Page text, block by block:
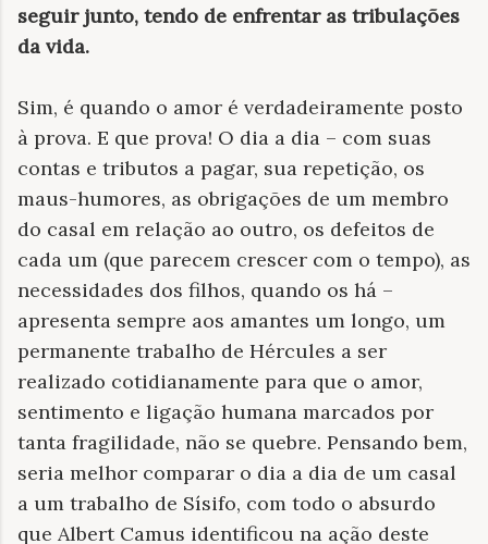
seguir junto, tendo de enfrentar as tribulações
da vida.
Sim, é quando o amor é verdadeiramente posto
à prova. E que prova! O dia a dia – com suas
contas e tributos a pagar, sua repetição, os
maus-humores, as obrigações de um membro
do casal em relação ao outro, os defeitos de
cada um (que parecem crescer com o tempo), as
necessidades dos filhos, quando os há –
apresenta sempre aos amantes um longo, um
permanente trabalho de Hércules a ser
realizado cotidianamente para que o amor,
sentimento e ligação humana marcados por
tanta fragilidade, não se quebre. Pensando bem,
seria melhor comparar o dia a dia de um casal
a um trabalho de Sísifo, com todo o absurdo
que Albert Camus identificou na ação deste